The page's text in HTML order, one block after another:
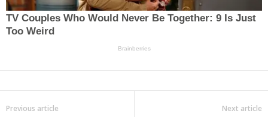
Previous article Next article